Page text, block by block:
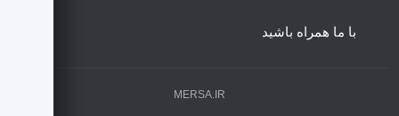
با ما همراه باشید
MERSA.IR